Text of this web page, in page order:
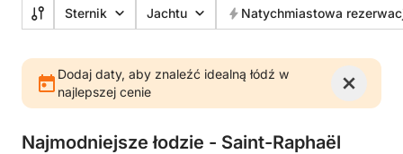
Sternik Jachtu Natychmiastowa
Dodaj daty, aby znaleźć idealną łódź w
najlepszej cenie
Najmodniejsze łodzie - Saint-Raphaël